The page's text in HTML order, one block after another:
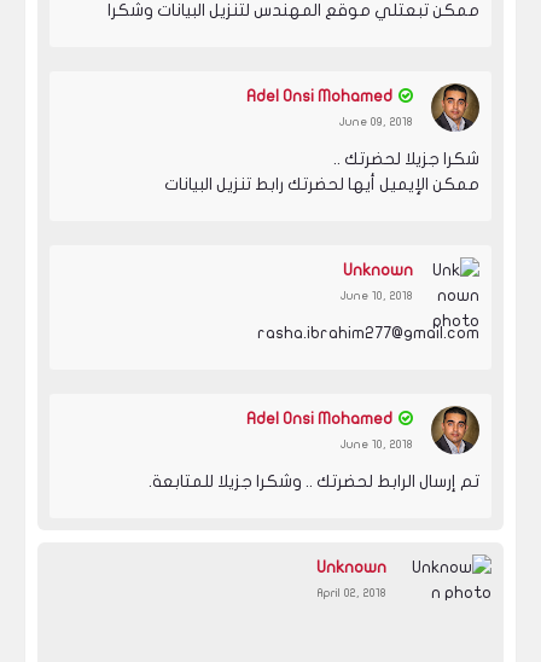
ممكن تبعتلي موقع المهندس لتنزيل البيانات وشكرا
Adel Onsi Mohamed
June 09, 2018
شكرا جزيلا لحضرتك ..
ممكن الإيميل أيها لحضرتك رابط تنزيل البيانات
Unknown
June 10, 2018
rasha.ibrahim277@gmail.com
Adel Onsi Mohamed
June 10, 2018
تم إرسال الرابط لحضرتك .. وشكرا جزيلا للمتابعة.
Unknown
April 02, 2018